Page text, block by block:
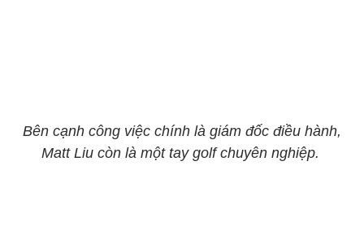
Bên cạnh công việc chính là giám đốc điều hành,
Matt Liu còn là một tay golf chuyên nghiệp.